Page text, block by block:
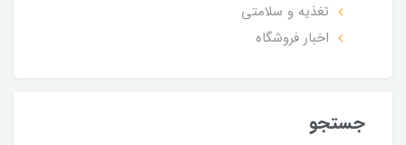
تغذیه و سلامتی
اخبار فروشگاه
جستجو